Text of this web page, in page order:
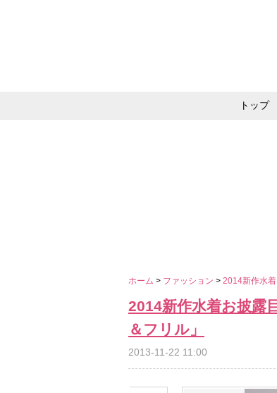
トップ
ホーム > ファッション > 2014新作水
2014新作水着お披露
＆フリル」
2013-11-22 11:00